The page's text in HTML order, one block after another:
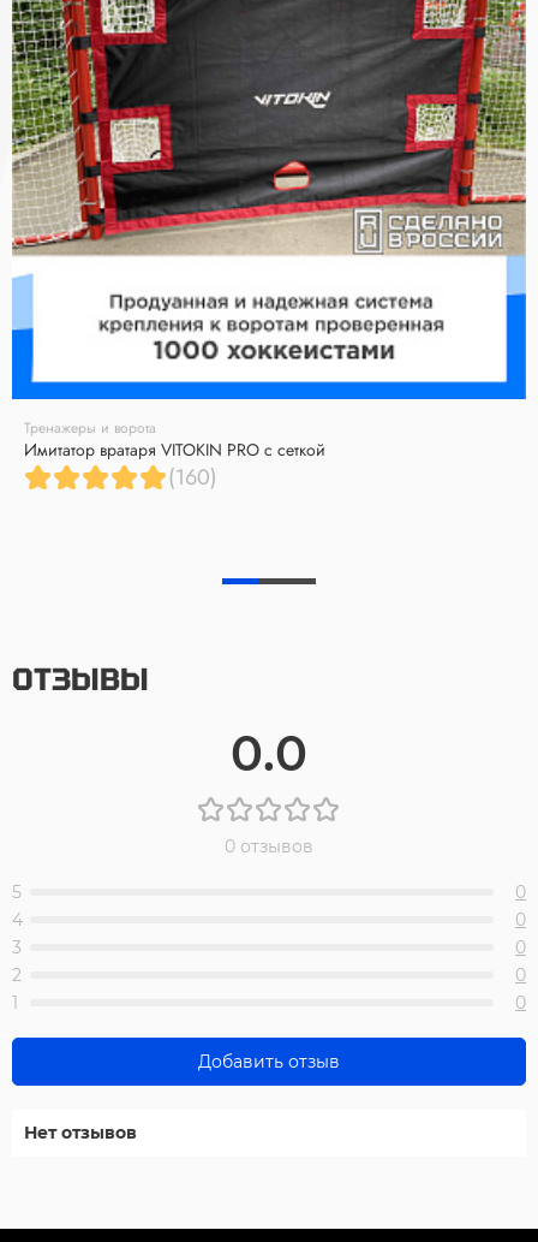
Тренажеры и ворота
Имитатор вратаря VITOKIN PRO с сеткой
(160)
ОТЗЫВЫ
0.0
0 отзывов
5
0
4
0
3
0
2
0
1
0
Добавить отзыв
Нет отзывов